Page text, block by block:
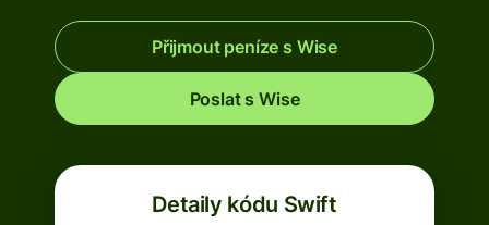
Přijmout peníze s Wise
Poslat s Wise
Detaily kódu Swift